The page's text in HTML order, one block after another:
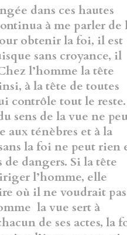
dans ces hautes
à me parler de
obtenir la foi, il est
sans croyance, il
l’homme la tête
à la tête de toutes
contrôle tout le reste.
sens de la vue ne
aux ténèbres et à la
la foi ne peut rien
de dangers. Si la tête
l’homme, elle
où il ne voudrait pas
la vue sert à
de ses actes, la